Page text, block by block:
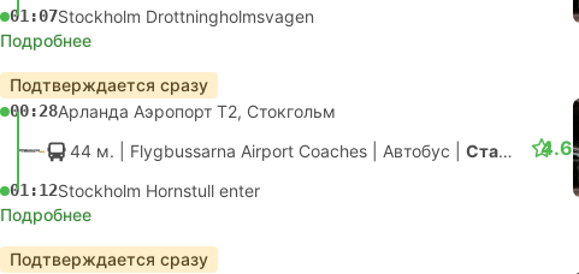
01:07Stockholm Drottningholmsvagen
Подробнее
Подтверждается сразу
00:28Арланда Аэропорт T2, Стокгольм
44 м. | Flygbussarna Airport Coaches Автобус Стандарт с конд.
01:12Stockholm Hornstull enter
4.6
Подробнее
Подтверждается сразу